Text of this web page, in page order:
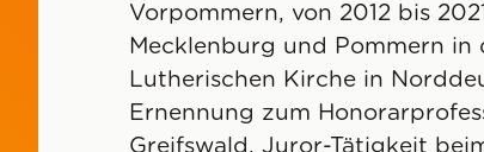
Vorpommern, von 2012 bis
Mecklenburg und Pommern in
Lutherischen Kirche in
Ernennung zum
Greifswald. Juror-Tätigkeit